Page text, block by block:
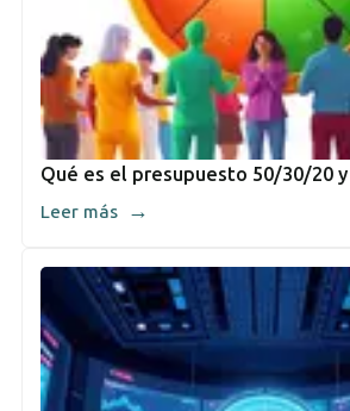
Qué es el presupuesto 50/30/20
Leer más →